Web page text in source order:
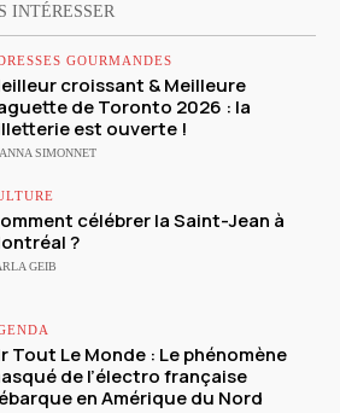
INTÉRESSER
GOURMANDES
croissant & Meilleure
de Toronto 2026 : la
est ouverte !
SIMONNET
célébrer la Saint-Jean à
?
GEIB
Tout Le Monde : Le phénomène
de l’électro française
en Amérique du Nord